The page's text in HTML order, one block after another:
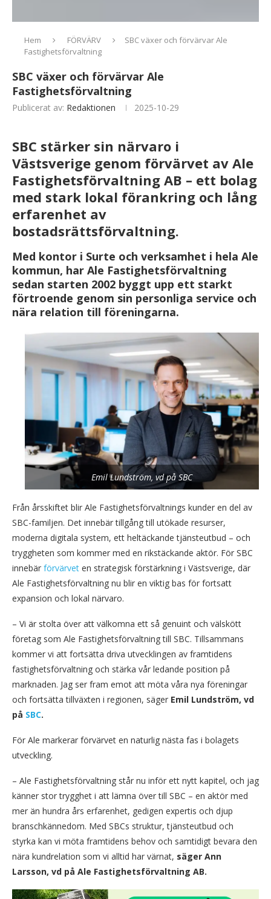
Hem FÖRVÄRV
SBC växer och förvärvar Ale
Fastighetsförvaltning
SBC växer och förvärvar Ale
Fastighetsförvaltning
Publicerat av: Redaktionen 2025-10-29
SBC stärker sin närvaro i
Västsverige genom förvärvet av Ale
Fastighetsförvaltning AB – ett bolag
med stark lokal förankring och lång
erfarenhet av
bostadsrättsförvaltning.
Med kontor i Surte och verksamhet i hela Ale
kommun, har Ale Fastighetsförvaltning
sedan starten 2002 byggt upp ett starkt
förtroende genom sin personliga service och
nära relation till föreningarna.
Emil Lundström, vd på SBC
Från årsskiftet blir Ale Fastighetsförvaltnings kunder en del av
SBC-familjen. Det innebär tillgång till utökade resurser,
moderna digitala system, ett heltäckande tjänsteutbud – och
tryggheten som kommer med en rikstäckande aktör. För SBC
innebär förvärvet en strategisk förstärkning i Västsverige, där
Ale Fastighetsförvaltning nu blir en viktig bas för fortsatt
expansion och lokal närvaro.
– Vi är stolta över att välkomna ett så genuint och välskött
företag som Ale Fastighetsförvaltning till SBC. Tillsammans
kommer vi att fortsätta driva utvecklingen av framtidens
fastighetsförvaltning och stärka vår ledande position på
marknaden. Jag ser fram emot att möta våra nya föreningar
och fortsätta tillväxten i regionen, säger Emil Lundström, vd
på SBC.
För Ale markerar förvärvet en naturlig nästa fas i bolagets
utveckling.
– Ale Fastighetsförvaltning står nu inför ett nytt kapitel, och jag
känner stor trygghet i att lämna över till SBC – en aktör med
mer än hundra års erfarenhet, gedigen expertis och djup
branschkännedom. Med SBCs struktur, tjänsteutbud och
styrka kan vi möta framtidens behov och samtidigt bevara den
nära kundrelation som vi alltid har värnat, säger Ann
Larsson, vd på Ale Fastighetsförvaltning AB.